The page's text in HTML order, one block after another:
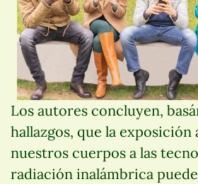
Los autores concluyen,
hallazgos, que la exposición
nuestros cuerpos a las
radiación inalámbrica